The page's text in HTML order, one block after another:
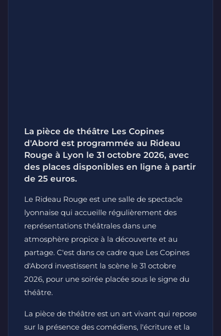
La pièce de théâtre Les Copines
d'Abord est programmée au Rideau
Rouge à Lyon le 31 octobre 2026, avec
des places disponibles en ligne à partir
de 25 euros.
Le Rideau Rouge est une salle de spectacle
lyonnaise qui accueille régulièrement des
représentations théâtrales dans une
atmosphère propice à la découverte et au
partage. C'est dans ce cadre que Les Copines
d'Abord investissent la scène le 31 octobre
2026, pour une soirée placée sous le signe du
théâtre.
La pièce de théâtre est un art vivant qui repose
sur la présence des comédiens, l'écriture et la